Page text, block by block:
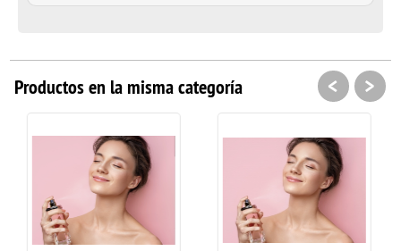
Productos en la misma categoría < >